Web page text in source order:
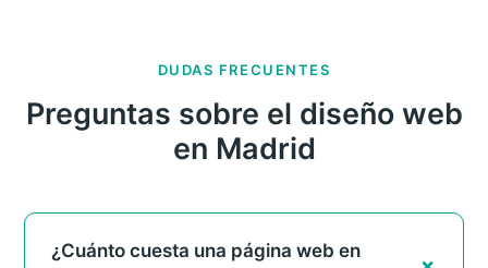
DUDAS FRECUENTES
Preguntas sobre el diseño web
en Madrid
¿Cuánto cuesta una página web en